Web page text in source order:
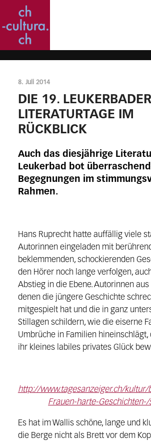
8. Juli 2014
DIE 19. LEUKERBADER
LITERATURTAGE IM
RÜCKBLICK
Auch das diesjährige
Leukerbad bot
Begegnungen im
Rahmen.
Hans Ruprecht hatte auffällig viele
Autorinnen eingeladen mit
beklemmenden, schockierenden
den Hörer noch lange verfolgen,
Abstieg in die Ebene. Autorinnen aus
denen die jüngere Geschichte
mitgespielt hat und die in ganz
Stillagen schildern, wie die eiserne
Umbrüche in Familien hineinschlägt,
ihr kleines labiles privates Glück
http://www.tagesanzeiger.ch/kultur/
Frauen-harte-
Es hat im Wallis schöne, lange und
die Berge nicht als Brett vor dem